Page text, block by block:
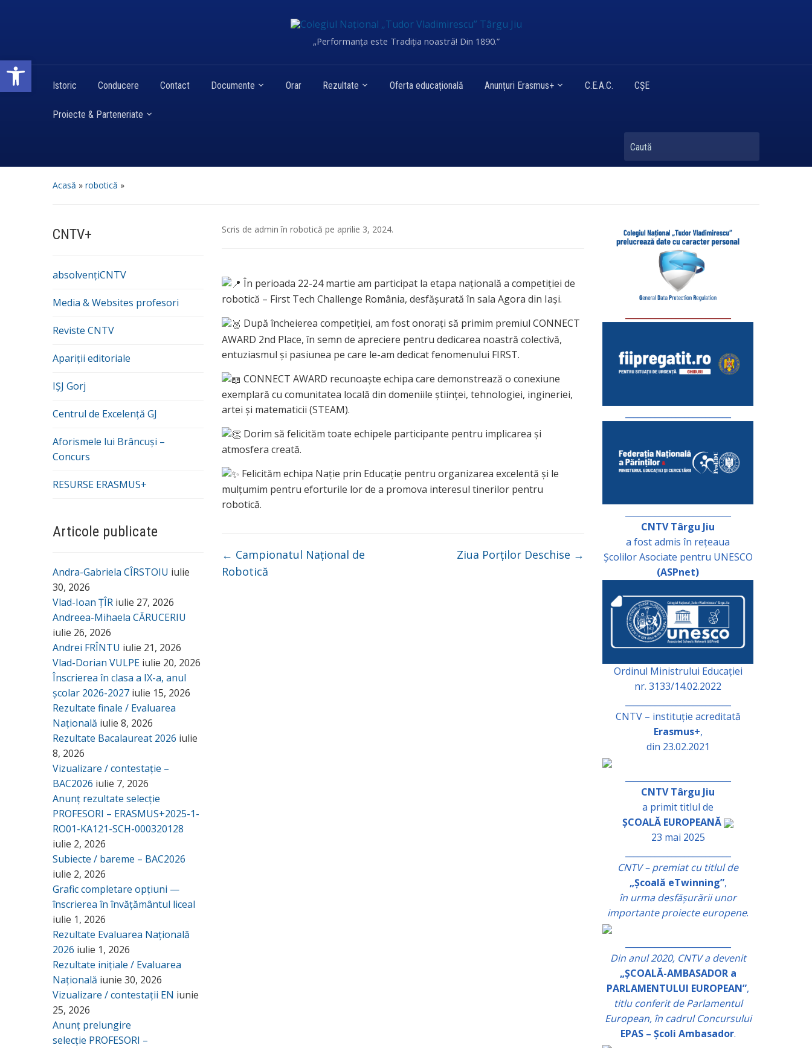
Deschide bara de unelte
„Performanța este Tradiția noastră! Din 1890.”
Istoric Conducere Contact Documente Orar Rezultate Oferta educațională Anunțuri Erasmus+ C.E.A.C. CȘE
Proiecte & Parteneriate
Caută
Acasă » robotică »
CNTV+
absolvențiCNTV
Media & Websites profesori
Reviste CNTV
Apariții editoriale
IȘJ Gorj
Centrul de Excelență GJ
Aforismele lui Brâncuși –
Concurs
RESURSE ERASMUS+
Articole publicate
Andra-Gabriela CÎRSTOIU iulie
30, 2026
Vlad-Ioan ȚÎR iulie 27, 2026
Andreea-Mihaela CĂRUCERIU
iulie 26, 2026
Andrei FRÎNTU iulie 21, 2026
Vlad-Dorian VULPE iulie 20, 2026
Înscrierea în clasa a IX-a, anul
școlar 2026-2027 iulie 15, 2026
Rezultate finale / Evaluarea
Națională iulie 8, 2026
Rezultate Bacalaureat 2026 iulie
8, 2026
Vizualizare / contestație –
BAC2026 iulie 7, 2026
Anunț rezultate selecție
PROFESORI – ERASMUS+2025-1-
RO01-KA121-SCH-000320128
iulie 2, 2026
Subiecte / bareme – BAC2026
iulie 2, 2026
Grafic completare opțiuni —
înscrierea în învățământul liceal
iulie 1, 2026
Rezultate Evaluarea Națională
2026 iulie 1, 2026
Rezultate inițiale / Evaluarea
Națională iunie 30, 2026
Vizualizare / contestații EN iunie
25, 2026
Anunț prelungire
selecție PROFESORI –
Scris de admin în robotică pe aprilie 3, 2024.
În perioada 22-24 martie am participat la etapa națională a competiției de
robotică – First Tech Challenge România, desfășurată în sala Agora din Iași.
După încheierea competiției, am fost onorați să primim premiul CONNECT
AWARD 2nd Place, în semn de apreciere pentru dedicarea noastră colectivă,
entuziasmul și pasiunea pe care le-am dedicat fenomenului FIRST.
CONNECT AWARD recunoaște echipa care demonstrează o conexiune
exemplară cu comunitatea locală din domeniile științei, tehnologiei, ingineriei,
artei și matematicii (STEAM).
Dorim să felicităm toate echipele participante pentru implicarea și
atmosfera creată.
Felicităm echipa Nație prin Educație pentru organizarea excelentă și le
mulțumim pentru eforturile lor de a promova interesul tinerilor pentru
robotică.
← Campionatul Național de
Robotică
Ziua Porților Deschise →
CNTV Târgu Jiu
a fost admis în rețeaua
Școlilor Asociate pentru UNESCO
(ASPnet)
Ordinul Ministrului Educației
nr. 3133/14.02.2022
CNTV – instituție acreditată
Erasmus+,
din 23.02.2021
CNTV Târgu Jiu
a primit titlul de
ȘCOALĂ EUROPEANĂ
23 mai 2025
CNTV – premiat cu titlul de
„Școală eTwinning”,
în urma desfășurării unor
importante proiecte europene.
Din anul 2020, CNTV a devenit
„ȘCOALĂ-AMBASADOR a
PARLAMENTULUI EUROPEAN”,
titlu conferit de Parlamentul
European, în cadrul Concursului
EPAS – Școli Ambasador.